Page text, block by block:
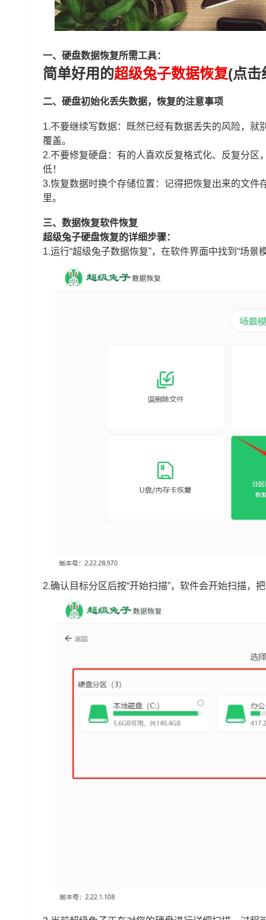
一、硬盘数据恢复所需工具：
简单好用的超级兔子数据恢复(点击
二、硬盘初始化丢失数据，恢复的注意事项
1.不要继续写数据：既然已经有数据丢失的风险，
覆盖。
2.不要修复硬盘：有的人喜欢反复格式化、反复分
低！
3.恢复数据时换个存储位置：记得把恢复出来的文
里。
三、数据恢复软件恢复
超级兔子硬盘恢复的详细步骤：
1.运行“超级兔子数据恢复”，在软件界面中找到“场
2.确认目标分区后按“开始扫描”，软件会开始扫描，